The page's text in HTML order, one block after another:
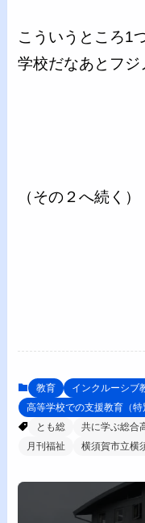
こういうところ1
学校だなあとフジ
（その２へ続く）
教育
インクルーシブ
高等学校での支援教育（特
とも総
共に学ぶ総合
月刊福祉
横須賀市立横